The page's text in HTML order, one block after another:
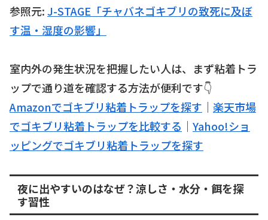
参照元:J-STAGE「チャバネゴキブリの致死に及ぼ
す温・湿度の影響」
室内外の発生状況を把握したい人は、まず粘着トラ
ップで通り道を確認する方法が便利です👇
Amazonでゴキブリ粘着トラップを探す ｜ 楽天市場
でゴキブリ粘着トラップを比較する ｜ Yahoo!ショ
ッピングでゴキブリ粘着トラップを探す
夜に出やすいのはなぜ？涼しさ・水分・餌を探
す習性